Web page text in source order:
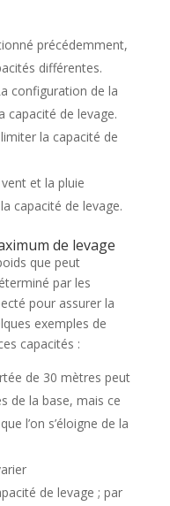
précédemment,
différentes.
configuration de la
capacité de levage.
la capacité de
et la pluie
capacité de levage.
de levage
que peut
par les
pour assurer la
exemples de
capacités :
de 30 mètres peut
de la base, mais ce
l’on s’éloigne de la
de levage ; par